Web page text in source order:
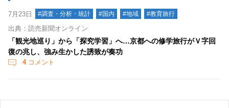
7月23日 #調査・分析・統計 #国内 #地域 #教育旅行
出典：読売新聞オンライン
「観光地巡り」から「探究学習」へ…京都への修学旅行がＶ字回
復の兆し、強み生かした誘致が奏功
4コメント